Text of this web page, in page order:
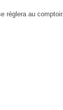
règlera au comptoir.